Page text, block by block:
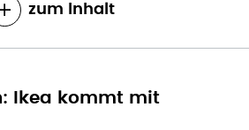
zum Inhalt
Ikea kommt mit